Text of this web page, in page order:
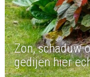
Zon, schaduw
gedijen hier